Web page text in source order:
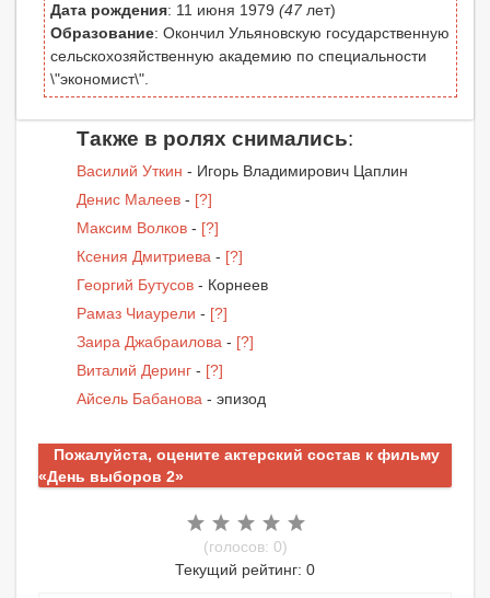
Дата рождения: 11 июня 1979 (47лет)
Образование: Окончил Ульяновскую государственную
сельскохозяйственную академию по специальности
\"экономист\".
Также в ролях снимались:
Василий Уткин - Игорь Владимирович Цаплин
Денис Малеев - [?]
Максим Волков - [?]
Ксения Дмитриева - [?]
Георгий Бутусов - Корнеев
Рамаз Чиаурели - [?]
Заира Джабраилова - [?]
Виталий Деринг - [?]
Айсель Бабанова - эпизод
Пожалуйста, оцените актерский состав к фильму
«День выборов 2»
(голосов: 0)
Текущий рейтинг: 0